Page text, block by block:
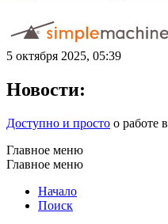
5 октября 2025, 05:39
Новости:
Доступно и просто о работе
Главное меню
Главное меню
Начало
Поиск